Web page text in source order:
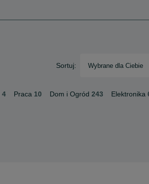
Sortuj: Wybrane dla Ciebie
4 Praca 10 Dom i Ogród 243 Elektronika